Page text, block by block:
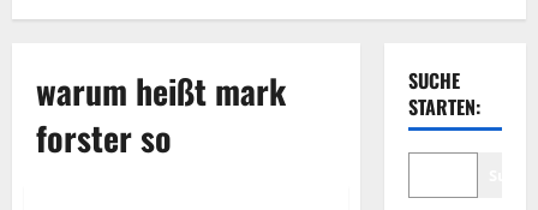
warum heißt mark
forster so
SUCHE
STARTEN: